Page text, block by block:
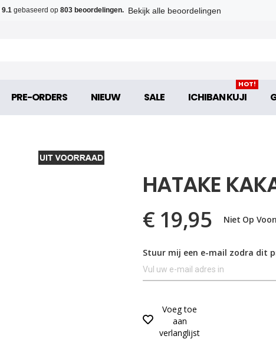
9.1 gebaseerd op 803 beoordelingen. Bekijk alle beoordelingen
PRE-ORDERS NIEUW SALE ICHIBAN KUJI
HOT!
HATAKE
€ 19,95 Niet Op
Stuur mij een e-mail zodra dit
Voeg toe
aan
verlanglijst